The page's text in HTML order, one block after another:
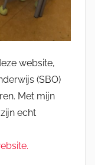
website,
(SBO)
Met mijn
echt